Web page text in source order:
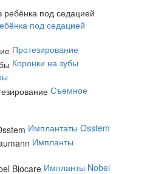
под седацией
Протезирование
Коронки на зубы
Съемное
Имплантаты Osstem
Импланты
Импланты Nobel